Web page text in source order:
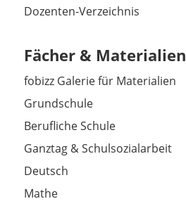
Dozenten-Verzeichnis
Fächer & Materialien
fobizz Galerie für Materialien
Grundschule
Berufliche Schule
Ganztag & Schulsozialarbeit
Deutsch
Mathe